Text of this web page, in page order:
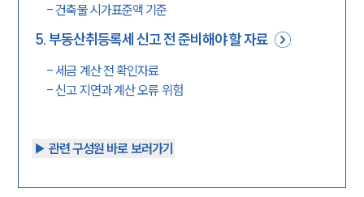
-건축물 시가표준액 기준
5.부동산취등록세 신고 전 준비해야 할 자료
- 세금 계산 전 확인자료
-신고 지연과 계산 오류 위험
▶︎ 관련 구성원 바로 보러가기